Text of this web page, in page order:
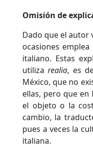
Omisión de
Dado que el autor
ocasiones
italiano. Estas
utilizarealia, es
México, que no
ellas, pero que
el objeto o la
cambio, la
pues a veces la
italiana.